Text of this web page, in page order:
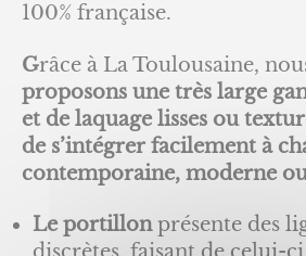
100% française.
Grâce à La Toulousaine,
proposons une très large
et de laquage lisses ou
de s’intégrer facilement à
contemporaine, moderne
Le portillonprésente des